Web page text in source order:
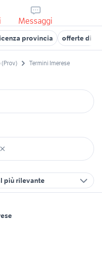
Messaggi
provincia offerte di
(Prov) Termini Imerese
più rilevante